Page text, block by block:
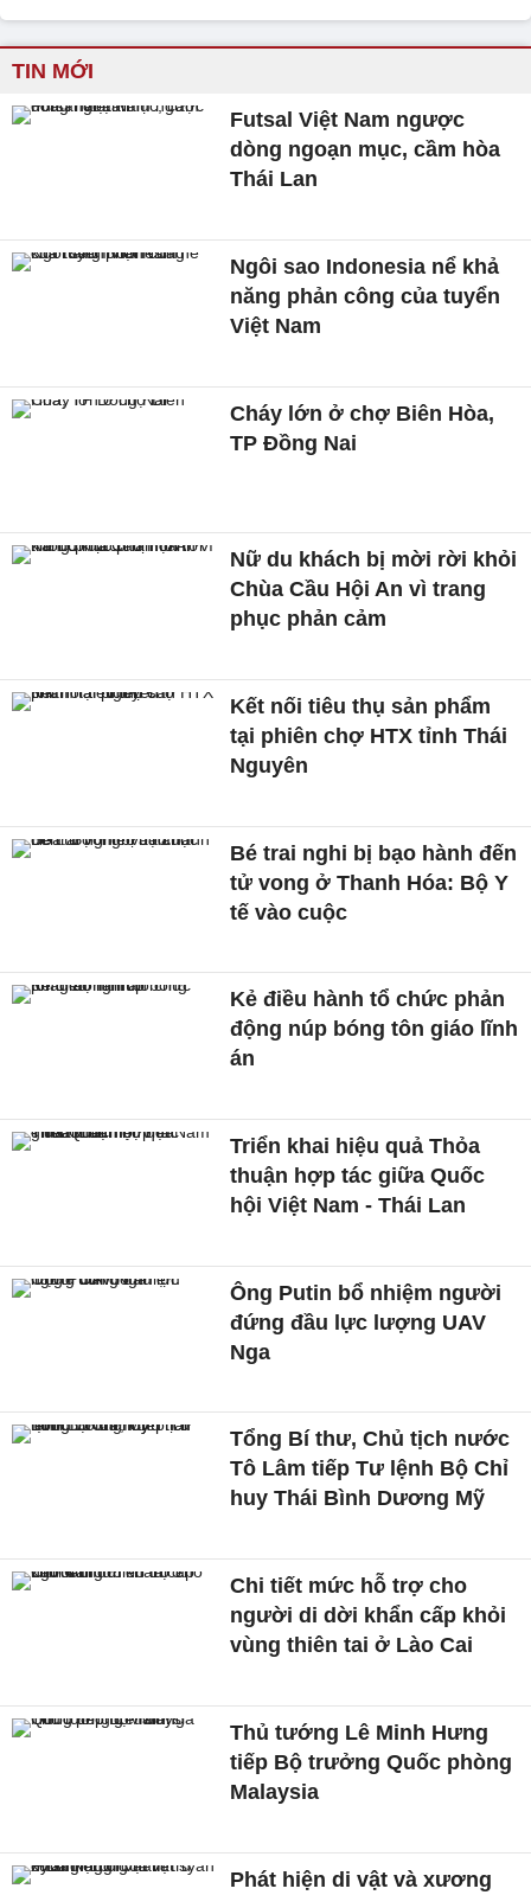
TIN MỚI
Futsal Việt Nam ngược
dòng ngoạn mục, cầm hòa
Thái Lan
Ngôi sao Indonesia nể khả
năng phản công của tuyển
Việt Nam
Cháy lớn ở chợ Biên Hòa,
TP Đồng Nai
Nữ du khách bị mời rời khỏi
Chùa Cầu Hội An vì trang
phục phản cảm
Kết nối tiêu thụ sản phẩm
tại phiên chợ HTX tỉnh Thái
Nguyên
Bé trai nghi bị bạo hành đến
tử vong ở Thanh Hóa: Bộ Y
tế vào cuộc
Kẻ điều hành tổ chức phản
động núp bóng tôn giáo lĩnh
án
Triển khai hiệu quả Thỏa
thuận hợp tác giữa Quốc
hội Việt Nam - Thái Lan
Ông Putin bổ nhiệm người
đứng đầu lực lượng UAV
Nga
Tổng Bí thư, Chủ tịch nước
Tô Lâm tiếp Tư lệnh Bộ Chỉ
huy Thái Bình Dương Mỹ
Chi tiết mức hỗ trợ cho
người di dời khẩn cấp khỏi
vùng thiên tai ở Lào Cai
Thủ tướng Lê Minh Hưng
tiếp Bộ trưởng Quốc phòng
Malaysia
Phát hiện di vật và xương